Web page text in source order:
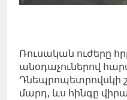
Ռուսական ուժերը
անօդաչուներով
Դնեպրոպետրովսկի
մարդ, ևս հինգը